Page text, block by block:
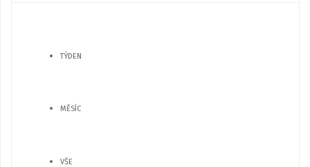
TÝDEN
MĚSÍC
VŠE